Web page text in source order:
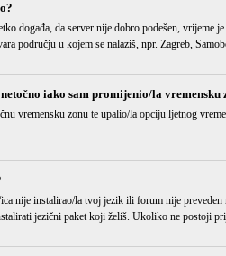
događa, da server nije dobro podešen,
području u kojem se nalaziš, npr. Zagreb,
iako sam promijenio/la vremensku
vremensku zonu te upalio/la opciju ljetnog
nije instalirao/la tvoj jezik ili forum nije preveden
jezični paket koji želiš. Ukoliko ne postoji